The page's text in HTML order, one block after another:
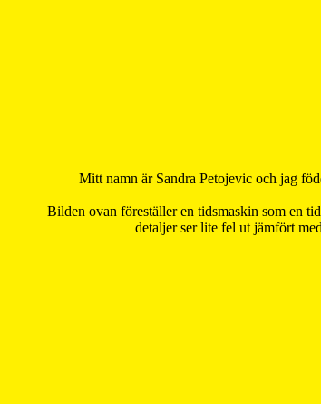
Mitt namn är Sandra Petojevic och jag
Bilden ovan föreställer en tidsmaskin som en
detaljer ser lite fel ut jämfört